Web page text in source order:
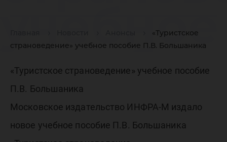
«Туристское
страноведение» учебное пособие П.В. Большаника
учебное
«Туристское страноведение» учебное пособие
П.В. Большаника
Московское издательство ИНФРА-М издало
новое учебное пособие П.В. Большаника